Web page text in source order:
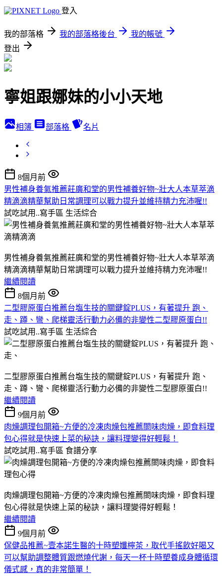
登入
我的部落格 我的部落格後台
我的帳號
登出
寧姐跟娜妹的小小天地
相簿 部落格 名片
8個月前
男性補身養氣推薦莊廣和堂的男性補養好物~壯大人本草萃滴
精滴滴精華幫助日常調理可以戰力提升並維持精力充沛喔!!
試吃試用..寫手區 生活綜合
男性補身養氣推薦莊廣和堂的男性補養好物~壯大人本草萃滴
精滴滴精華幫助日常調理可以戰力提升並維持精力充沛喔!!
繼續閱讀
8個月前
二型膠原蛋白推薦台塩生技的關鍵錠PLUS，有著提升 跑、
走、蹲、彎、爬梯靈活行動力必備的非變性二型膠原蛋白!!
試吃試用..寫手區 生活綜合
二型膠原蛋白推薦台塩生技的關鍵錠PLUS，有著提升 跑、
走、蹲、彎、爬梯靈活行動力必備的非變性二型膠原蛋白!!
繼續閱讀
9個月前
肉燥調理包開箱~方便的冷凍肉燥包推薦閤味肉燥，即食料理
包心得就是快速上菜的秘訣，讓料理變得好輕鬆！
試吃試用..寫手區 食譜分享
肉燥調理包開箱~方便的冷凍肉燥包推薦閤味肉燥，即食料理
包心得就是快速上菜的秘訣，讓料理變得好輕鬆！
繼續閱讀
9個月前
保健品推薦~壹本諾生醫的十時塑孅檸茶，取代手搖飲好喝又
可以幫助調整體質跟燃燒代謝，每天一杯十時塑養成身體循環
儀式感，真的非常簡單！